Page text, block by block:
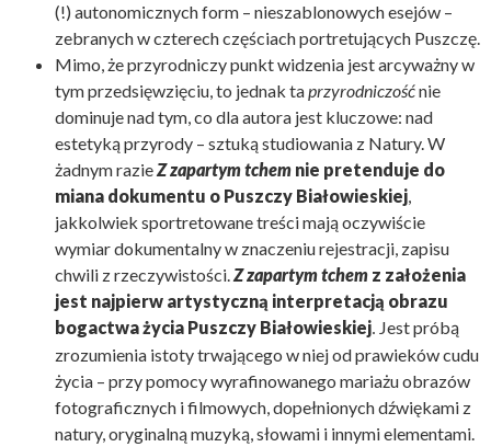
(!) autonomicznych form – nieszablonowych esejów –
zebranych w czterech częściach portretujących Puszczę.
Mimo, że przyrodniczy punkt widzenia jest arcyważny w
tym przedsięwzięciu, to jednak taprzyrodniczośćnie
dominuje nad tym, co dla autora jest kluczowe: nad
estetyką przyrody – sztuką studiowania z Natury. W
żadnym razieZ zapartym tchem nie pretenduje do
miana dokumentu o Puszczy Białowieskiej,
jakkolwiek sportretowane treści mają oczywiście
wymiar dokumentalny w znaczeniu rejestracji, zapisu
chwili z rzeczywistości.Z zapartym tchem z założenia
jest najpierw artystyczną interpretacją obrazu
bogactwa życia Puszczy Białowieskiej. Jest próbą
zrozumienia istoty trwającego w niej od prawieków cudu
życia – przy pomocy wyrafinowanego mariażu obrazów
fotograficznych i filmowych, dopełnionych dźwiękami z
natury, oryginalną muzyką, słowami i innymi elementami.